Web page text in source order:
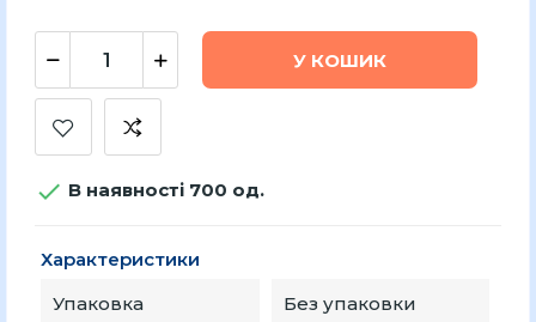
У КОШИК
 В наявності 700 од.
Характеристики
Упаковка
Без упаковки